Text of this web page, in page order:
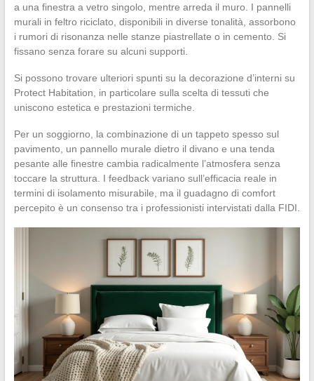
a una finestra a vetro singolo, mentre arreda il muro. I pannelli
murali in feltro riciclato, disponibili in diverse tonalità, assorbono
i rumori di risonanza nelle stanze piastrellate o in cemento. Si
fissano senza forare su alcuni supporti.
Si possono trovare ulteriori spunti su la decorazione d’interni su
Protect Habitation, in particolare sulla scelta di tessuti che
uniscono estetica e prestazioni termiche.
Per un soggiorno, la combinazione di un tappeto spesso sul
pavimento, un pannello murale dietro il divano e una tenda
pesante alle finestre cambia radicalmente l’atmosfera senza
toccare la struttura. I feedback variano sull’efficacia reale in
termini di isolamento misurabile, ma il guadagno di comfort
percepito è un consenso tra i professionisti intervistati dalla FIDI.